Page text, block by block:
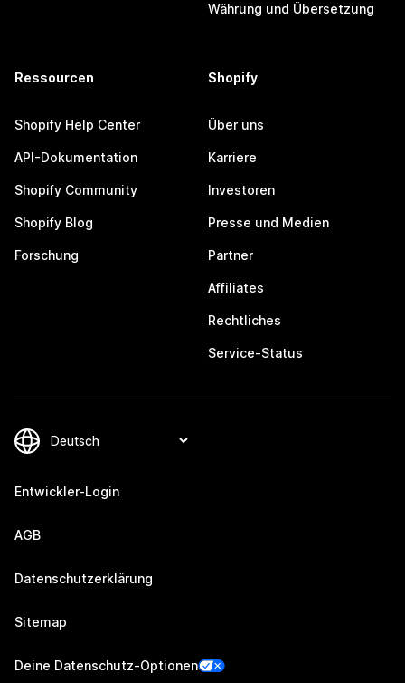
Währung und Übersetzung
Ressourcen
Shopify Help Center
API-Dokumentation
Shopify Community
Shopify Blog
Forschung
Shopify
Über uns
Karriere
Investoren
Presse und Medien
Partner
Affiliates
Rechtliches
Service-Status
Entwickler-Login
AGB
Datenschutzerklärung
Sitemap
Deine Datenschutz-Optionen